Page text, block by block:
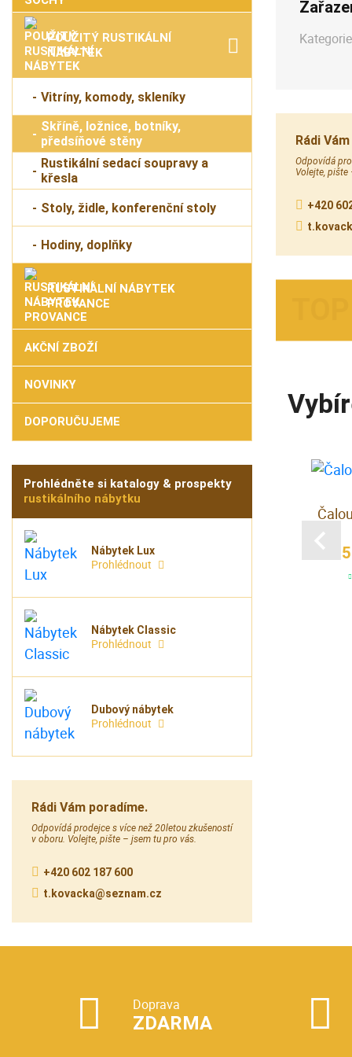
POUŽITÝ RUSTIKÁLNÍ
NÁBYTEK
Vitríny, komody, skleníky
Skříně, ložnice, botníky,
předsíňové stěny
Rustikální sedací soupravy a
křesla
Stoly, židle, konferenční stoly
Hodiny, doplňky
RUSTIKÁLNÍ NÁBYTEK
PROVANCE
AKČNÍ ZBOŽÍ
NOVINKY
DOPORUČUJEME
Prohlédněte si katalogy & prospekty
rustikálního nábytku
Nábytek Lux
Prohlédnout
Nábytek Classic
Prohlédnout
Dubový nábytek
Prohlédnout
Rádi Vám poradíme.
Odpovídá prodejce s více než 20letou zkušeností
v oboru. Volejte, pište – jsem tu pro vás.
+420 602 187 600
t.kovacka@seznam.cz
Rádi
Odpovídá
Volejte, pište
+420
19 500 Kč
Doprava
ZDARMA